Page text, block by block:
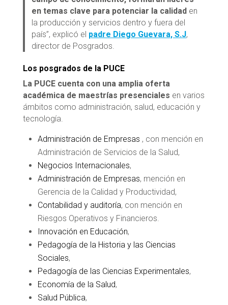
en temas clave para potenciar la calidad en
la producción y servicios dentro y fuera del
país”, explicó el padre Diego Guevara, S.J,
director de Posgrados.
Los posgrados de la PUCE
La PUCE cuenta con una amplia oferta
académica de maestrías presenciales en varios
ámbitos como administración, salud, educación y
tecnología.
Administración de Empresas , con mención en
Administración de Servicios de la Salud,
Negocios Internacionales,
Administración de Empresas, mención en
Gerencia de la Calidad y Productividad,
Contabilidad y auditoría, con mención en
Riesgos Operativos y Financieros.
Innovación en Educación,
Pedagogía de la Historia y las Ciencias
Sociales,
Pedagogía de las Ciencias Experimentales,
Economía de la Salud,
Salud Pública,